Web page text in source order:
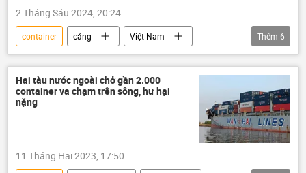
2 Tháng Sáu 2024, 20:24
container cảng
Việt Nam
Kinh tế
Kinh doanh
đầu tư
công ty
Bộ Giao thông Vận tải
Bà Rịa-Vũng Tàu
Thêm 6
Hai tàu nước ngoài chở gần 2.000
container va chạm trên sông, hư hại
nặng
11 Tháng Hai 2023, 17:50